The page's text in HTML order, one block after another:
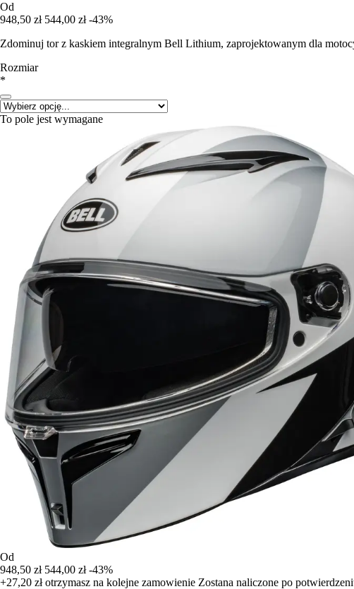
Od
948,50 zł 544,00 zł -43%
Zdominuj tor z kaskiem integralnym Bell Lithium, zaprojektowanym dla
Rozmiar
*
To pole jest wymagane
Od
948,50 zł 544,00 zł -43%
+27,20 złotrzymasz na kolejne zamowienie Zostana naliczone po